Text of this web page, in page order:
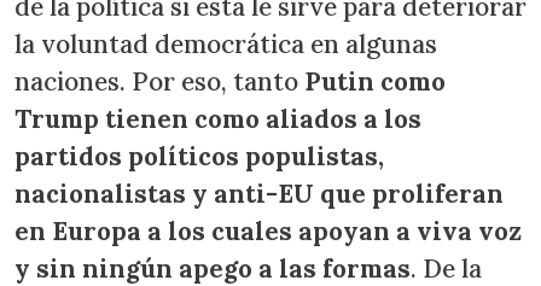
de la política si esta le sirve para deteriorar
la voluntad democrática en algunas
naciones. Por eso, tanto Putin como
Trump tienen como aliados a los
partidos políticos populistas,
nacionalistas y anti-EU que proliferan
en Europa a los cuales apoyan a viva voz
y sin ningún apego a las formas. De la